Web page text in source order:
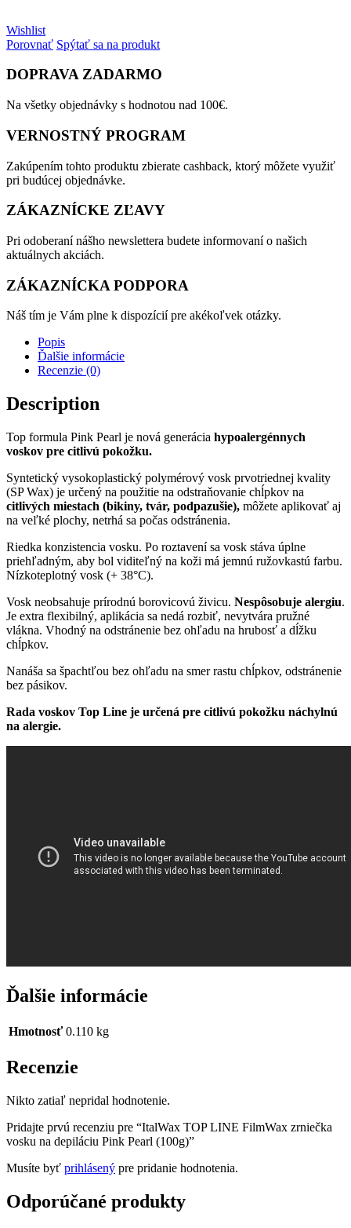
Wishlist
Porovnať Spýtať sa na produkt
DOPRAVA ZADARMO
Na všetky objednávky s hodnotou nad 100€.
VERNOSTNÝ PROGRAM
Zakúpením tohto produktu zbierate cashback, ktorý môžete využiť
pri budúcej objednávke.
ZÁKAZNÍCKE ZĽAVY
Pri odoberaní nášho newslettera budete informovaní o našich
aktuálnych akciách.
ZÁKAZNÍCKA PODPORA
Náš tím je Vám plne k dispozícií pre akékoľvek otázky.
Popis
Ďalšie informácie
Recenzie (0)
Description
Top formula Pink Pearl je nová generácia hypoalergénnych
voskov pre citlivú pokožku.
Syntetický vysokoplastický polymérový vosk prvotriednej kvality
(SP Wax) je určený na použitie na odstraňovanie chĺpkov na
citlivých miestach (bikiny, tvár, podpazušie), môžete aplikovať aj
na veľké plochy, netrhá sa počas odstránenia.
Riedka konzistencia vosku. Po roztavení sa vosk stáva úplne
priehľadným, aby bol viditeľný na koži má jemnú ružovkastú farbu.
Nízkoteplotný vosk (+ 38°C).
Vosk neobsahuje prírodnú borovicovú živicu. Nespôsobuje alergiu.
Je extra flexibilný, aplikácia sa nedá rozbiť, nevytvára pružné
vlákna. Vhodný na odstránenie bez ohľadu na hrubosť a dĺžku
chĺpkov.
Nanáša sa špachtľou bez ohľadu na smer rastu chĺpkov, odstránenie
bez pásikov.
Rada voskov Top Line je určená pre citlivú pokožku náchylnú
na alergie.
Ďalšie informácie
Hmotnosť 0.110 kg
Recenzie
Nikto zatiaľ nepridal hodnotenie.
Pridajte prvú recenziu pre “ItalWax TOP LINE FilmWax zrniečka
vosku na depiláciu Pink Pearl (100g)”
Musíte byť prihlásený pre pridanie hodnotenia.
Odporúčané produkty